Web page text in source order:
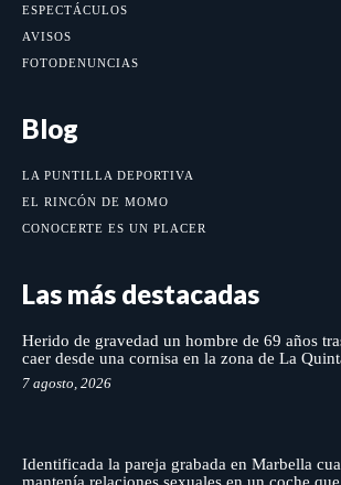
ESPECTÁCULOS
AVISOS
FOTODENUNCIAS
Blog
LA PUNTILLA DEPORTIVA
EL RINCÓN DE MOMO
CONOCERTE ES UN PLACER
Las más destacadas
Herido de gravedad un hombre de 69 años
caer desde una cornisa en la zona de La
7 agosto, 2026
Identificada la pareja grabada en Marbella
mantenía relaciones sexuales en un coche que